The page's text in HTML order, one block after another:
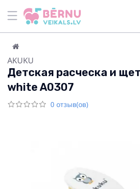
AKUKU
Детская расческа и
white A0307
0 отзыв(ов)